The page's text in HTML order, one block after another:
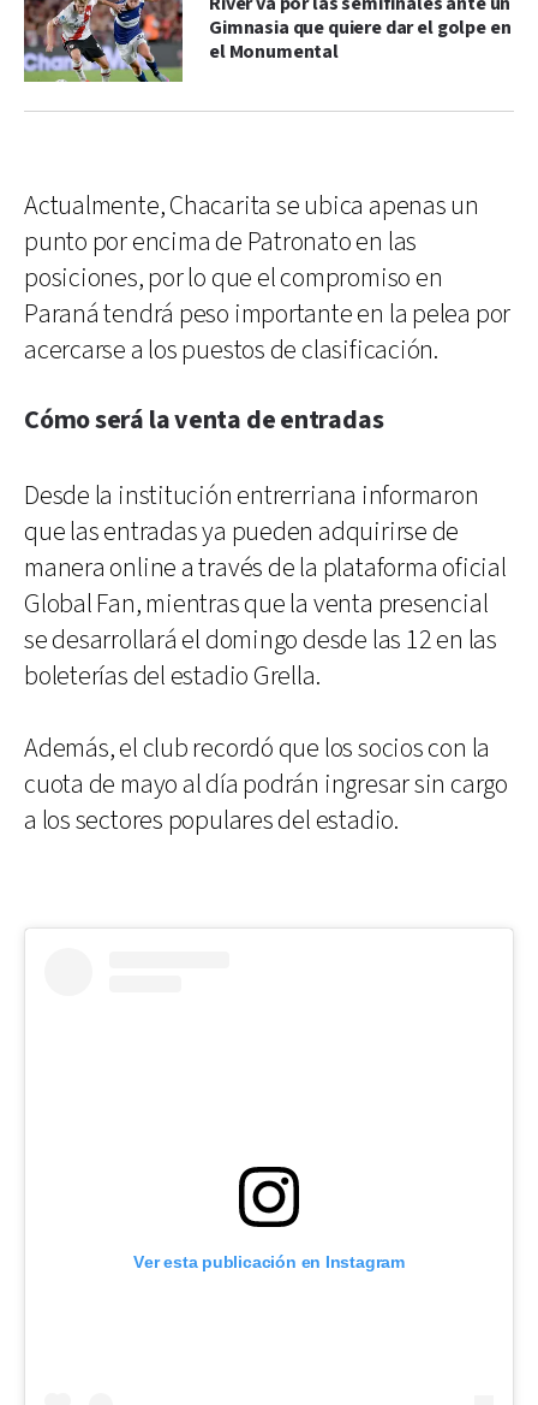
Gimnasia que quiere dar el golpe en
el Monumental
Actualmente, Chacarita se ubica apenas un
punto por encima de Patronato en las
posiciones, por lo que el compromiso en
Paraná tendrá peso importante en la pelea por
acercarse a los puestos de clasificación.
Cómo será la venta de entradas
Desde la institución entrerriana informaron
que las entradas ya pueden adquirirse de
manera online a través de la plataforma oficial
Global Fan, mientras que la venta presencial
se desarrollará el domingo desde las 12 en las
boleterías del estadio Grella.
Además, el club recordó que los socios con la
cuota de mayo al día podrán ingresar sin cargo
a los sectores populares del estadio.
Ver esta publicación en Instagram